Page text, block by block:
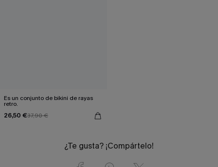
Es un conjunto de bikini de rayas
retro.
26,50 €37,90 €
¿Te gusta? ¡Compártelo!